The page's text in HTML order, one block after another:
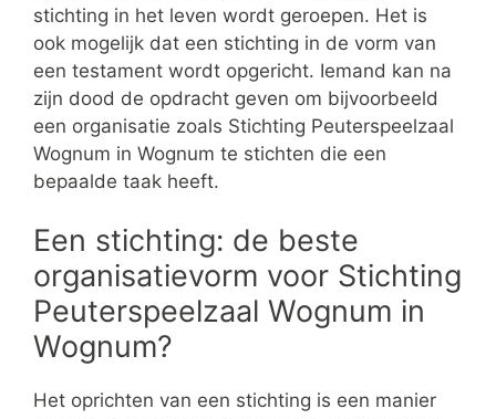
stichting in het leven wordt geroepen. Het is
ook mogelijk dat een stichting in de vorm van
een testament wordt opgericht. Iemand kan na
zijn dood de opdracht geven om bijvoorbeeld
een organisatie zoals Stichting Peuterspeelzaal
Wognum in Wognum te stichten die een
bepaalde taak heeft.
Een stichting: de beste
organisatievorm voor Stichting
Peuterspeelzaal Wognum in
Wognum?
Het oprichten van een stichting is een manier